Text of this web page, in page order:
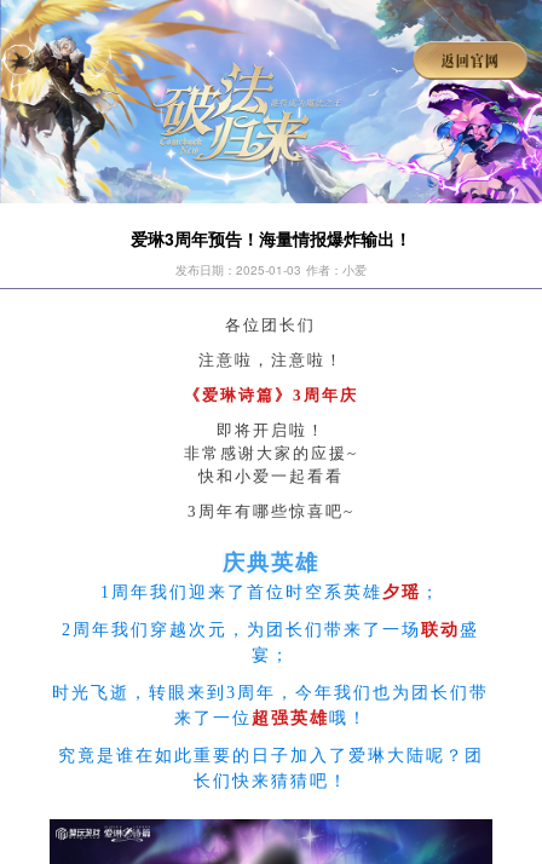
爱琳3周年预告！海量情报爆炸输出！
发布日期：2025-01-03 作者：小爱
各位团长们
注意啦，注意啦！
《爱琳诗篇》3周年庆
即将开启啦！
非常感谢大家的应援~
快和小爱一起看看
3周年有哪些惊喜吧~
庆典英雄
1周年我们迎来了首位时空系英雄 夕瑶 ；
2周年我们穿越次元，为团长们带来了一场联动盛
宴；
时光飞逝，转眼来到3周年，今年我们也为团长们带
来了一位 超强英雄哦！
究竟是谁在如此重要的日子加入了爱琳大陆呢？团
长们快来猜猜吧！